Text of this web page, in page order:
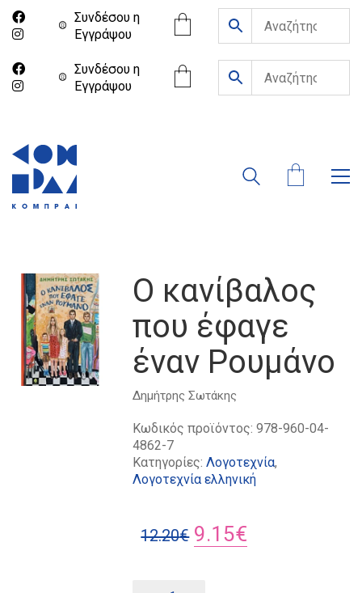
Συνδέσου η
Eγγράψου
Συνδέσου η
Eγγράψου
Ο κανίβαλος
που έφαγε
έναν Ρουμάνο
Δημήτρης Σωτάκης
Κωδικός προϊόντος:978-960-04-
4862-7
Κατηγορίες:Λογοτεχνία,
Λογοτεχνία ελληνική
12.20€ Original
9.15€